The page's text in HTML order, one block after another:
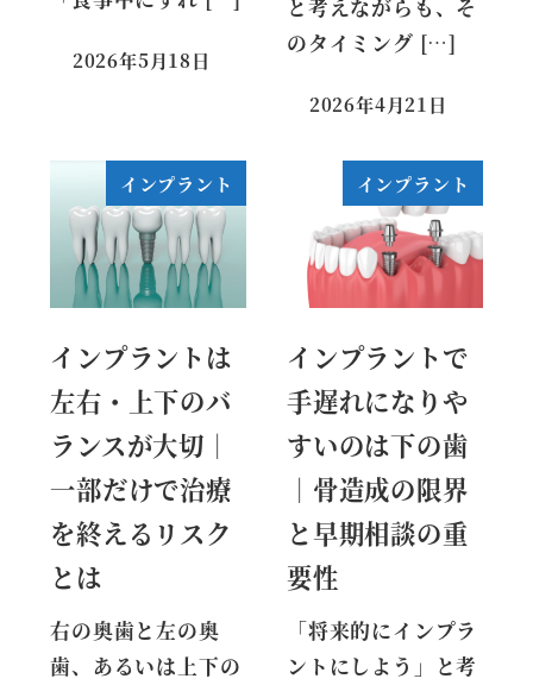
2026年5月18日
と考えながらも、そ
のタイミング […]
2026年4月21日
インプラント
インプラントは
左右・上下のバ
ランスが大切｜
一部だけで治療
を終えるリスク
とは
右の奥歯と左の奥
歯、あるいは上下の
インプラント
インプラントで
手遅れになりや
すいのは下の歯
｜骨造成の限界
と早期相談の重
要性
「将来的にインプラ
ントにしよう」と考